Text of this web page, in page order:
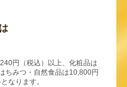
円（税込）以上、化粧品は
ちみつ・自然食品は10,800円
なります。